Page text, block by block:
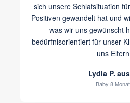
sich unsere Schlafsituation
Positiven gewandelt hat und
was wir uns gewünscht
bedürfnisorientiert für unser
uns
Lydia P.
Baby 8